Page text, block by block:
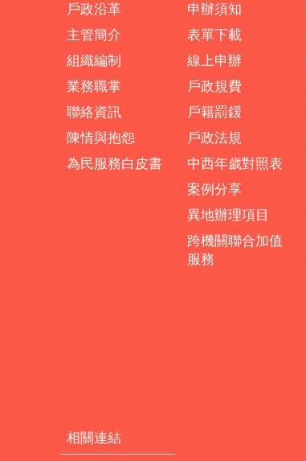
戶政沿革
主管簡介
組織編制
業務職掌
聯絡資訊
陳情與抱怨
為民服務白皮書
申辦須知
表單下載
線上申辦
戶政規費
戶籍罰鍰
戶政法規
中西年歲對照表
案例分享
異地辦理項目
跨機關聯合加值
服務
相關連結